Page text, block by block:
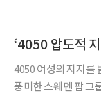
‘4050 압도적
4050 여성의 지지를
풍미한 스웨덴 팝 그룹 ABBA(아바)의 명곡과 함께하며, 젊은 시절의 사랑, 우정, 꿈을 떠올리